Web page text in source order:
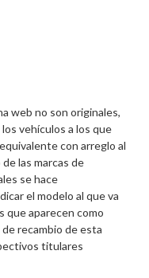
web no son originales,
vehículos a los que
con arreglo al
las marcas de
se hace
el modelo al que va
que aparecen como
recambio de esta
titulares